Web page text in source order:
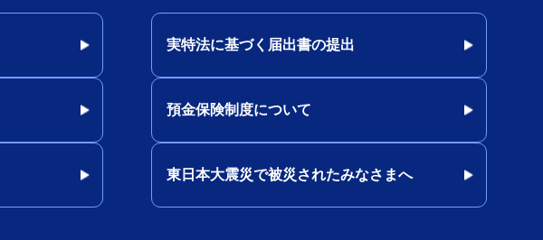
実特法に基づく届出書の提出
預金保険制度について
東日本大震災で被災されたみなさまへ